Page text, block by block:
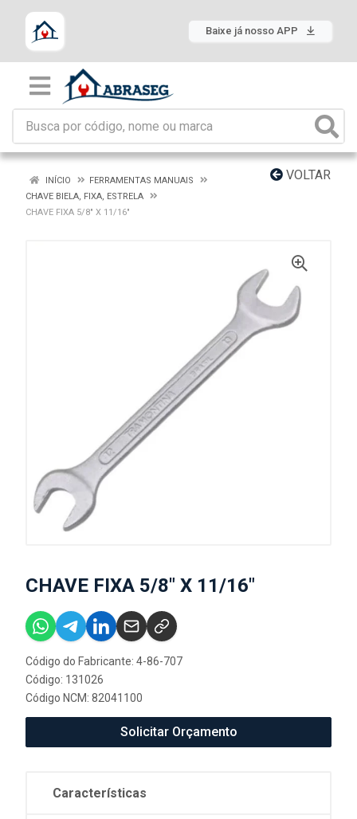
Baixe já nosso APP
VOLTAR
INÍCIO
FERRAMENTAS MANUAIS
CHAVE BIELA, FIXA, ESTRELA
CHAVE FIXA 5/8" X 11/16"
CHAVE FIXA 5/8" X 11/16"
Código do Fabricante: 4-86-707
Código: 131026
Código NCM: 82041100
Solicitar Orçamento
Características